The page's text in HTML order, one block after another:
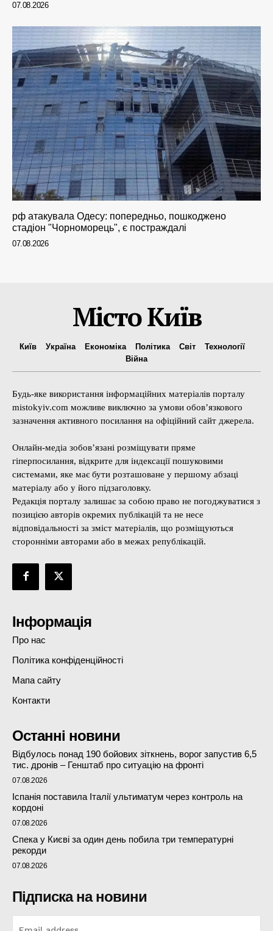
07.08.2026
рф атакувала Одесу: попередньо, пошкоджено
стадіон "Чорноморець", є постраждалі
07.08.2026
Місто Київ
Київ Україна Економіка Політика Світ
Технології
Війна
Будь-яке використання інформаційних матеріалів порталу
mistokyiv.com можливе виключно за умови обов’язкового
зазначення активного посилання на офіційний сайт джерела.
Онлайн-медіа зобов’язані розміщувати пряме
гіперпосилання, відкрите для індексації пошуковими
системами, яке має бути розташоване у першому абзаці
матеріалу або у його підзаголовку.
Редакція порталу залишає за собою право не погоджуватися з
позицією авторів окремих публікацій та не несе
відповідальності за зміст матеріалів, що розміщуються
сторонніми авторами або в межах републікацій.
Інформація
Про нас
Політика конфіденційності
Мапа сайту
Контакти
Останні новини
Відбулось понад 190 бойових зіткнень, ворог запустив 6,5
тис. дронів – Генштаб про ситуацію на фронті
07.08.2026
Іспанія поставила Італії ультиматум через контроль на
кордоні
07.08.2026
Спека у Києві за один день побила три температурні
рекорди
07.08.2026
Підписка на новини